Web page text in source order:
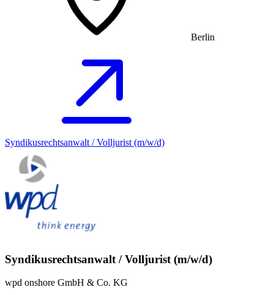
Berlin
Syndikusrechtsanwalt / Volljurist (m/w/d)
Syndikusrechtsanwalt / Volljurist (m/w/d)
wpd onshore GmbH & Co. KG